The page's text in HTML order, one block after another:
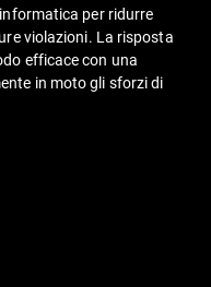
per ridurre
violazioni. La risposta
efficace con una
in moto gli sforzi di